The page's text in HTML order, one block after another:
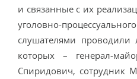
и связанные с их
уголовно-
слушателями проводили
которых – генерал-
Спиридович, сотрудник